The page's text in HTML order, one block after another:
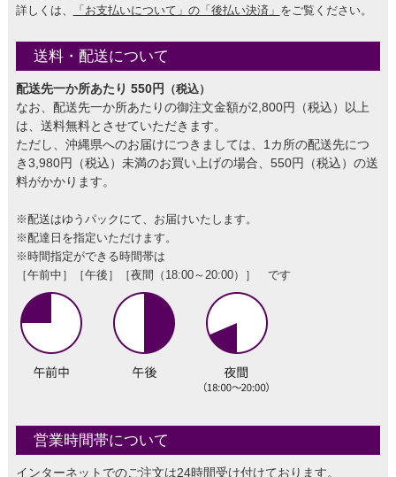
詳しくは、
「お支払いについて」の「後払い決済」 をご覧ください。
送料・配送について
配送先一か所あたり 550円 （税込）
なお、配送先一か所あたりの御注文金額が2,800円（税込）以上
は、送料無料とさせていただきます。
ただし、沖縄県へのお届けにつきましては、1カ所の配送先につ
き3,980円（税込）未満のお買い上げの場合、550円（税込）の送
料がかかります。
※配送はゆうパックにて、お届けいたします。
※配達日を指定いただけます。
※時間指定ができる時間帯は
［午前中］［午後］［夜間（18:00～20:00）］ です
営業時間帯について
インターネットでのご注文は24時間受け付けております。